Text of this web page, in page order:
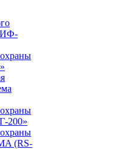
200»
(RS-